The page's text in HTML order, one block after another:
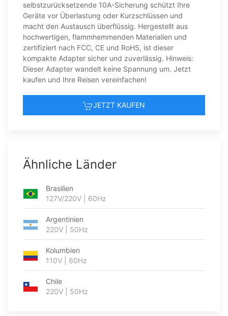
selbstzurücksetzende 10A-Sicherung schützt Ihre
Geräte vor Überlastung oder Kurzschlüssen und
macht den Austausch überflüssig. Hergestellt aus
hochwertigen, flammhemmenden Materialien und
zertifiziert nach FCC, CE und RoHS, ist dieser
kompakte Adapter sicher und zuverlässig. Hinweis:
Dieser Adapter wandelt keine Spannung um. Jetzt
kaufen und Ihre Reisen vereinfachen!
JETZT KAUFEN
Ähnliche Länder
Brasilien
127V/220V | 60Hz
Argentinien
220V | 50Hz
Kolumbien
110V | 60Hz
Chile
220V | 50Hz